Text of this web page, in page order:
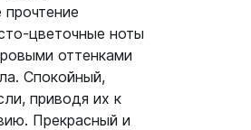
цветочные ноты
оттенками
Спокойный,
приводя их к
Прекрасный и